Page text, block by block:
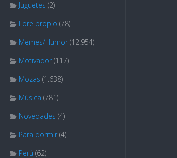
Juguetes (2)
Lore propio (78)
Memes/Humor (12.954)
Motivador (117)
Mozas (1.638)
Música (781)
Novedades (4)
Para dormir (4)
Perú (62)